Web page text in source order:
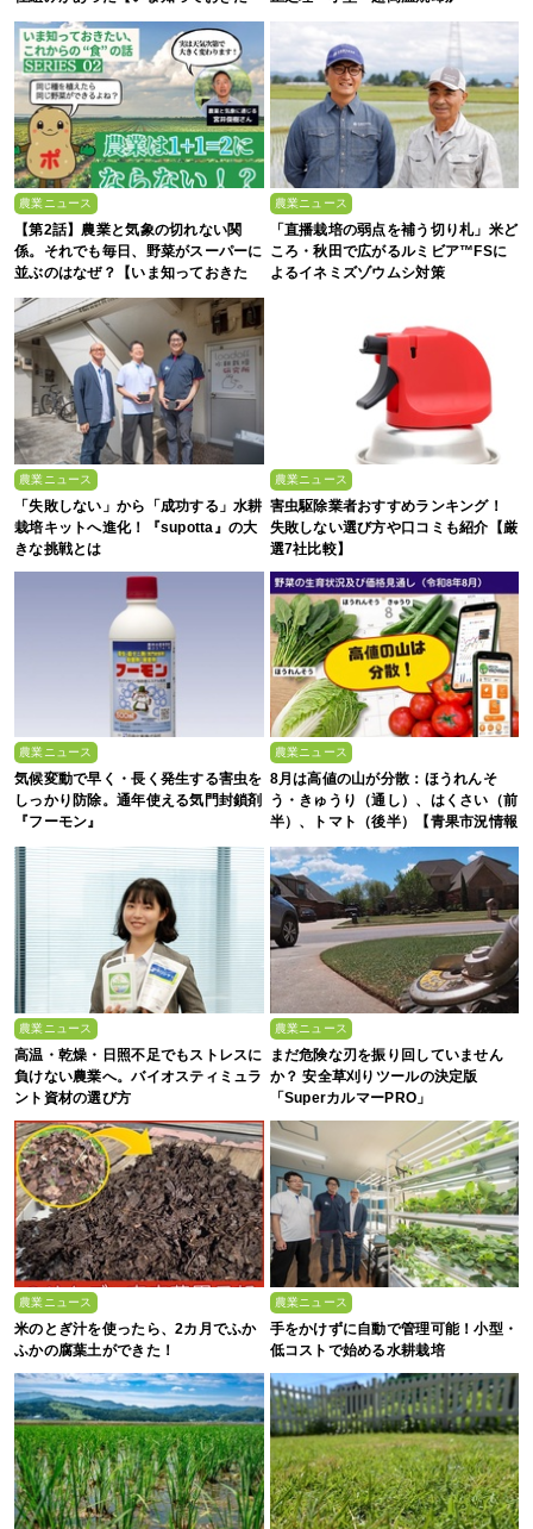
い、これからの”食”の話】
『ACE0.5型』
農業ニュース
【第2話】農業と気象の切れない関
係。それでも毎日、野菜がスーパーに
並ぶのはなぜ？【いま知っておきた
い、これからの”食”の話】
農業ニュース
「直播栽培の弱点を補う切り札」米ど
ころ・秋田で広がるルミビア™FSに
よるイネミズゾウムシ対策
農業ニュース
「失敗しない」から「成功する」水耕
栽培キットへ進化！『supotta』の大
きな挑戦とは
農業ニュース
害虫駆除業者おすすめランキング！
失敗しない選び方や口コミも紹介【厳
選7社比較】
農業ニュース
気候変動で早く・長く発生する害虫を
しっかり防除。通年使える気門封鎖剤
『フーモン』
農業ニュース
8月は高値の山が分散：ほうれんそ
う・きゅうり（通し）、はくさい（前
半）、トマト（後半）【青果市況情報
アプリ「YAOYASAN」】
農業ニュース
高温・乾燥・日照不足でもストレスに
負けない農業へ。バイオスティミュラ
ント資材の選び方
農業ニュース
まだ危険な刃を振り回していません
か？ 安全草刈りツールの決定版
「SuperカルマーPRO」
農業ニュース
米のとぎ汁を使ったら、2カ月でふか
ふかの腐葉土ができた！
農業ニュース
手をかけずに自動で管理可能！小型・
低コストで始める水耕栽培